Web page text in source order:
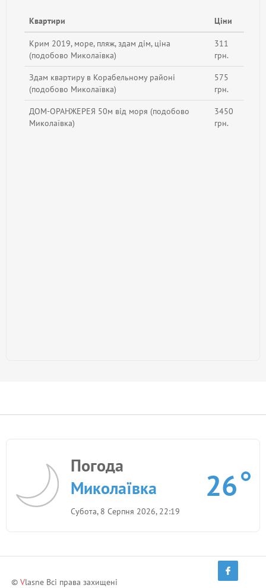
Квартири Ціни
Крим 2019, море, пляж, здам дім, ціна
(подобово Миколаївка)
311
грн.
Здам квартиру в Корабельному районі
(подобово Миколаївка)
575
грн.
ДОМ-ОРАНЖЕРЕЯ 50м від моря (подобово
Миколаївка)
3450
грн.
Погода
Миколаївка
Субота, 8 Серпня 2026, 22:19
26
© Vlasne Всі права захищені